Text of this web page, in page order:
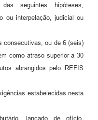
seguintes hipóteses,
ou interpelação, judicial ou
consecutivas, ou de 6 (seis)
como atraso superior a 30
abrangidos pelo REFIS
estabelecidas nesta
lançado de ofício,